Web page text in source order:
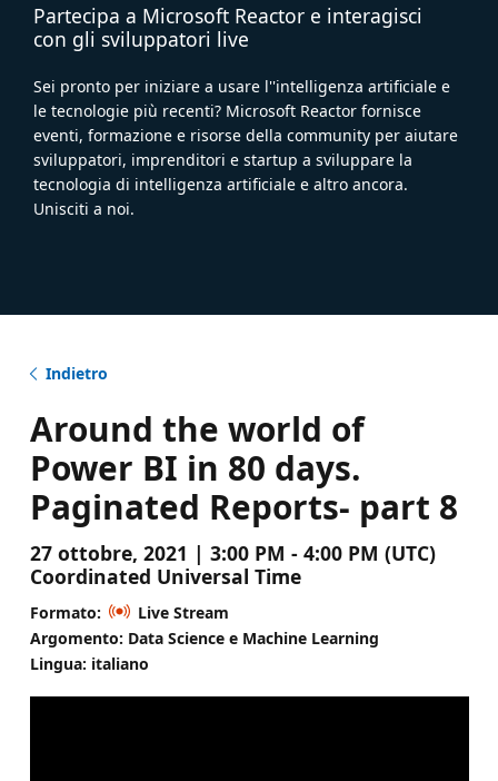
Partecipa a Microsoft Reactor e interagisci
con gli sviluppatori live
Sei pronto per iniziare a usare l''intelligenza artificiale e
le tecnologie più recenti? Microsoft Reactor fornisce
eventi, formazione e risorse della community per aiutare
sviluppatori, imprenditori e startup a sviluppare la
tecnologia di intelligenza artificiale e altro ancora.
Unisciti a noi.
Indietro
Around the world of
Power BI in 80 days.
Paginated Reports- part 8
27 ottobre, 2021 | 3:00 PM - 4:00 PM (UTC)
Coordinated Universal Time
Formato:
Live Stream
Argomento: Data Science e Machine Learning
Lingua: italiano